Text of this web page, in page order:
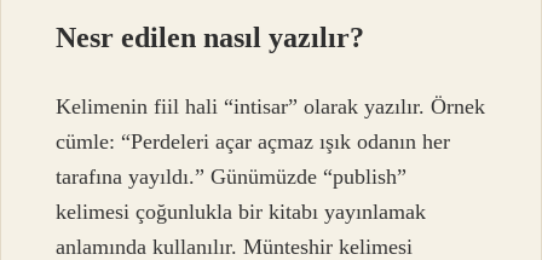
Nesr edilen nasıl yazılır?
Kelimenin fiil hali “intisar” olarak yazılır. Örnek
cümle: “Perdeleri açar açmaz ışık odanın her
tarafına yayıldı.” Günümüzde “publish”
kelimesi çoğunlukla bir kitabı yayınlamak
anlamında kullanılır. Münteshir kelimesi